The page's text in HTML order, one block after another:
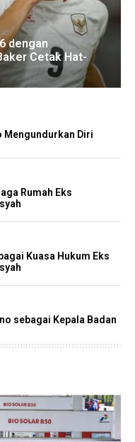
dengan
Cetak Hat-
Mengundurkan Diri
Rumah Eks
Kuasa Hukum Eks
sebagai Kepala Badan